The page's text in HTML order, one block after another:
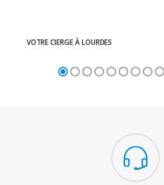
VOTRE CIERGE À LOURDES